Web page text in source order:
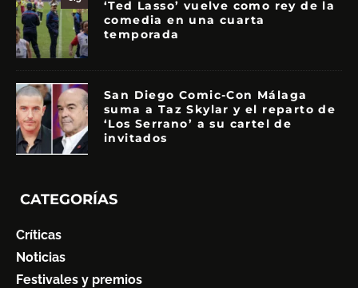
‘Ted Lasso’ vuelve como rey de la
comedia en una cuarta
temporada
San Diego Comic-Con Málaga
suma a Taz Skylar y el reparto de
‘Los Serrano’ a su cartel de
invitados
CATEGORÍAS
Críticas
Noticias
Festivales y premios